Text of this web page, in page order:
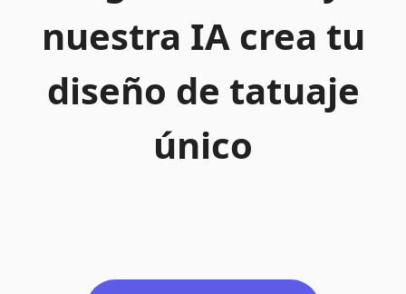
nuestra IA crea tu
diseño de tatuaje
único